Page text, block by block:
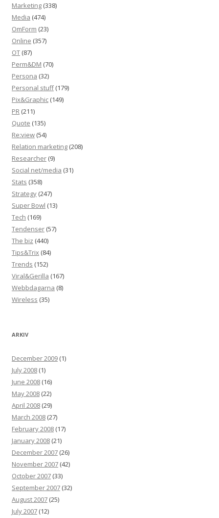
Marketing (338)
Media (474)
OmForm (23)
Online (357)
OT (87)
Perm&DM (70)
Persona (32)
Personal stuff(179)
Pix&Graphic (149)
PR (211)
Quote (135)
Re:view (54)
Relation marketing (208)
Researcher (9)
Social net/media (31)
Stats (358)
Strategy (247)
Super Bowl (13)
Tech (169)
Tendenser (57)
The biz (440)
Tips&Trix (84)
Trends (152)
Viral&Gerilla (167)
Webbdagarna (8)
Wireless (35)
ARKIV
December 2009 (1)
July 2008 (1)
June 2008 (16)
May 2008 (22)
April 2008 (29)
March 2008 (27)
February 2008 (17)
January 2008 (21)
December 2007 (26)
November 2007 (42)
October 2007 (33)
September 2007 (32)
August 2007 (25)
July 2007 (12)